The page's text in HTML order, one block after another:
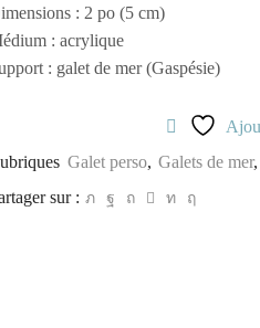
: 2 po (5 cm)
: acrylique
: galet de mer (Gaspésie)
Galet perso, Galets de mer,
sur :